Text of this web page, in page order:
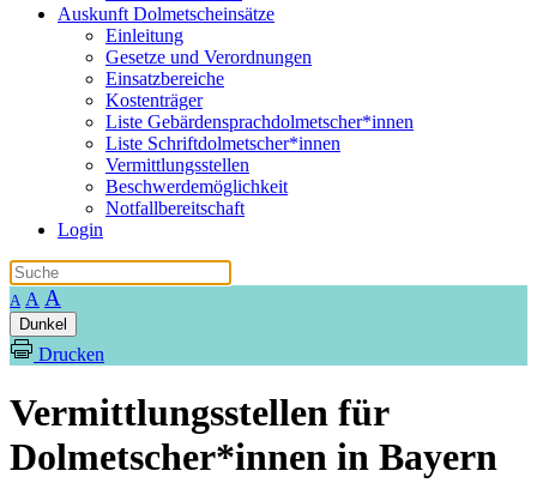
Auskunft Dolmetscheinsätze
Einleitung
Gesetze und Verordnungen
Einsatzbereiche
Kostenträger
Liste Gebärdensprachdolmetscher*innen
Liste Schriftdolmetscher*innen
Vermittlungsstellen
Beschwerdemöglichkeit
Notfallbereitschaft
Login
A A A
Dunkel
Drucken
Vermittlungsstellen für
Dolmetscher*innen in Bayern